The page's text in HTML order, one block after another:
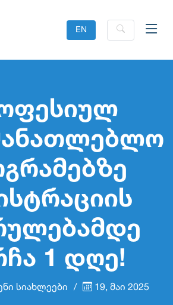
EN
1 დღე!
სიახლეები 19, მაი 2025